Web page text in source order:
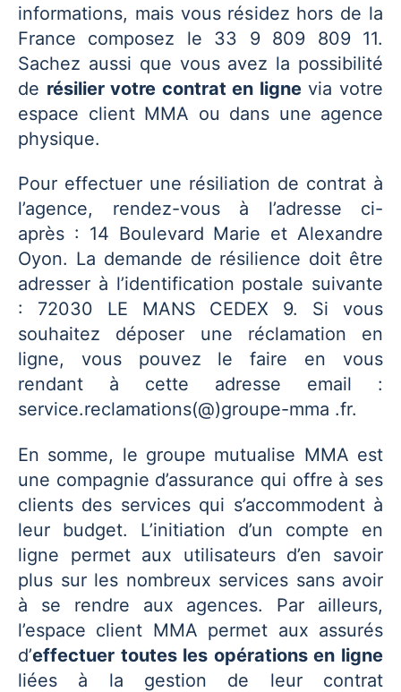
informations, mais vous résidez hors de la
France composez le 33 9 809 809 11.
Sachez aussi que vous avez la possibilité
de résilier votre contrat en lignevia votre
espace client MMA ou dans une agence
physique.
Pour effectuer une résiliation de contrat à
l’agence, rendez-vous à l’adresse ci-
après : 14 Boulevard Marie et Alexandre
Oyon. La demande de résilience doit être
adresser à l’identification postale suivante
: 72030 LE MANS CEDEX 9. Si vous
souhaitez déposer une réclamation en
ligne, vous pouvez le faire en vous
rendant à cette adresse email :
service.reclamations(@)groupe-mma .fr.
En somme, le groupe mutualise MMA est
une compagnie d’assurance qui offre à ses
clients des services qui s’accommodent à
leur budget. L’initiation d’un compte en
ligne permet aux utilisateurs d’en savoir
plus sur les nombreux services sans avoir
à se rendre aux agences. Par ailleurs,
l’espace client MMA permet aux assurés
d’effectuer toutes les opérations en ligne
liées à la gestion de leur contrat